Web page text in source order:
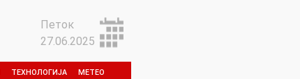
Петок
27.06.2025
ТЕХНОЛОГИЈА МЕТЕО